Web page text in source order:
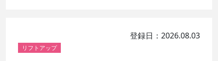
登録日：2026.08.03
リフトアップ